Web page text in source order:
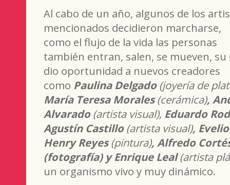
Al cabo de un año, algunos de los
mencionados decidieron marcharse,
como el flujo de la vida las personas
también entran, salen, se mueven, su
dio oportunidad a nuevos creadores
como Paulina Delgado(joyería de
María Teresa Morales(cerámica),
Alvarado(artista visual), Eduardo
Agustín Castillo(artista visual),
Henry Reyes(pintura), Alfredo
(fotografía) y Enrique Leal(artista
un organismo vivo y muy dinámico.